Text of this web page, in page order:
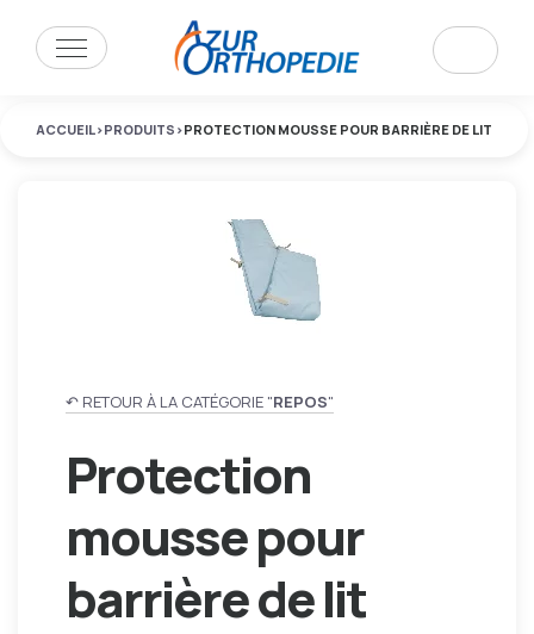
ACCUEIL>PRODUITS >PROTECTION MOUSSE POUR BARRIÈRE DE LIT
↶ RETOUR À LA CATÉGORIE "REPOS"
Protection
mousse pour
barrière de lit